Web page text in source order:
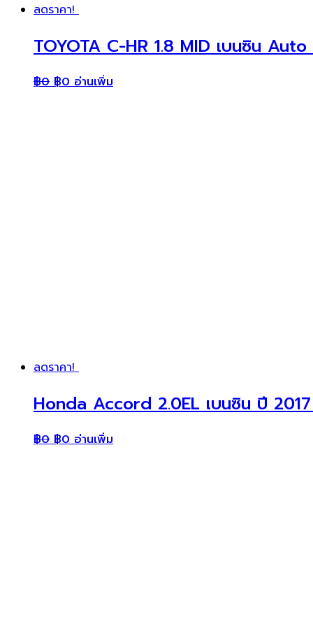
ลดราคา!
TOYOTA C-HR 1.8 MID เบนซิน
฿0 ฿0 อ่านเพิ่ม
ลดราคา!
Honda Accord 2.0EL เบนซิน ปี
฿0 ฿0 อ่านเพิ่ม